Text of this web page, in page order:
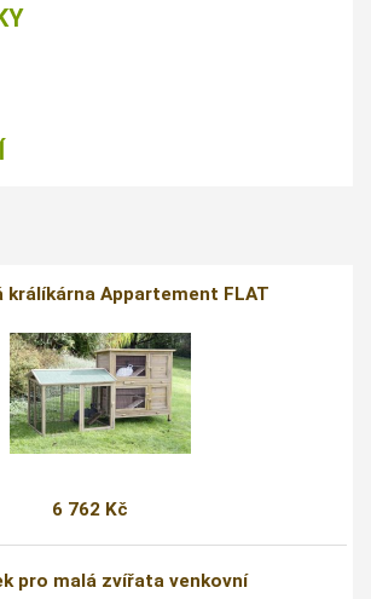
králíkárna Appartement FLAT
6 762 Kč
pro malá zvířata venkovní